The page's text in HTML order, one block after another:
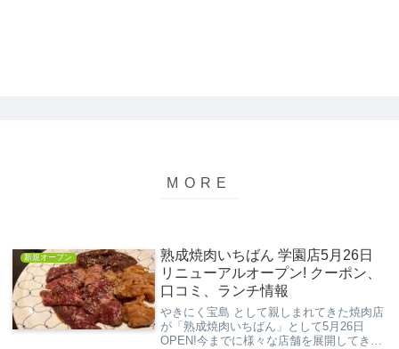
新規オープン
熟成焼肉いちばん 学園店5月26日
リニューアルオープン! クーポン、
口コミ、ランチ情報
やきにく宝島 として親しまれてきた焼肉店
が「熟成焼肉いちばん」として5月26日
OPEN!今までに様々な店舗を展開してきた